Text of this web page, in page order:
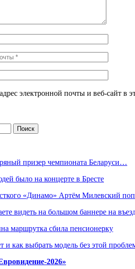
электронной почты и веб-сайт в
призер чемпионата Беларуси…
было на концерте в Бресте
«Динамо» Артём Милевский
видеть на большом баннере на
маршрутка сбила пенсионерку
и как выбрать модель без этой
2026»